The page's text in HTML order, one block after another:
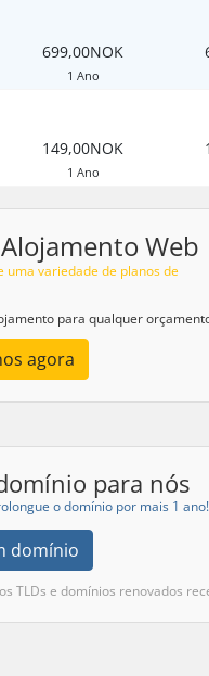
699,00NOK
1 Ano
149,00NOK
1 Ano
Web
uma variedade de planos de
para qualquer
agora
para nós
o domínio por mais 1
domínio
TLDs e domínios renovados